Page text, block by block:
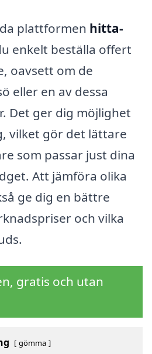
plattformen hitta-
enkelt beställa offert
oavsett om de
eller en av dessa
Det ger dig möjlighet
vilket gör det lättare
som passar just dina
Att jämföra olika
ge dig en bättre
och vilka
gratis och utan
gömma